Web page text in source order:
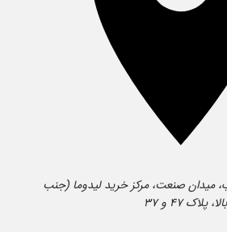
میدان صنعت، مرکز خرید لیدوما (جنب
۴۷ و ۳۷